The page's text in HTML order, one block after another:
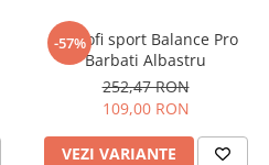
-57%
Pantofi sport Balance Pro
Barbati Albastru
252,47 RON
109,00 RON
VEZI VARIANTE